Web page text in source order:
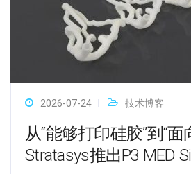
2026-07-24 技术博客
从“能够打印硅胶”到“面
Stratasys推出P3 MED